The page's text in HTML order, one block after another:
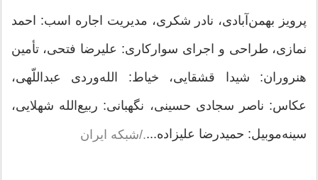
پرویز بهمن‌آبادی، نادر شکری، مدیریت اجاره اسب: احمد
نمازی، طراحی و اجرای سوارکاری: علیرضا فتحی، تأمین
هنروران: شیدا قشقایی، خیاط: الله‌وردی عبداللّهی،
عکاس: ناصر سجادی حسینی، نگهبانی: ربیع‌الله شهلایی،
سینه‌موبیل: حمیدرضا علیزاده..../شبکه ایران